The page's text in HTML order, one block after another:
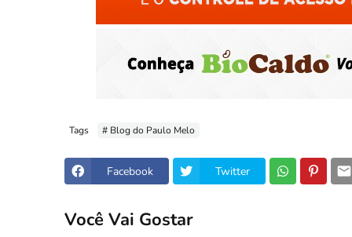
Tags # Blog do Paulo Melo
Facebook Twitter
Você Vai Gostar